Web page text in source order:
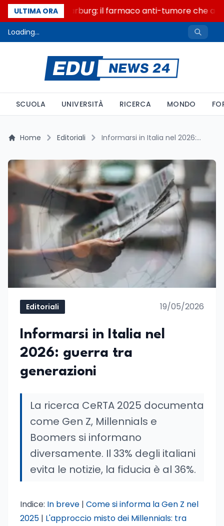
ULTIMA ORA
Un secolo di Warburg: il farmaco anti-tumore che
Loading...
SCUOLA UNIVERSITÀ RICERCA MONDO
Home Editoriali Informarsi in Italia nel 2026: guerra tra generazioni
Editoriali 19/05/2026
Informarsi in Italia nel
2026: guerra tra
generazioni
La ricerca CeRTA 2025 documenta
come Gen Z, Millennials e
Boomers si informano
diversamente. Il 33% degli italiani
evita le notizie, la fiducia è al 36%.
Indice: In breve | Come si informa la Gen Z nel
2025 | L'approccio misto dei Millennials: tra